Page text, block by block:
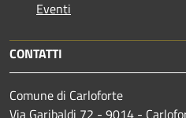
Eventi
CONTATTI
Comune di Carloforte
Via Garibaldi 72 - 9014 -